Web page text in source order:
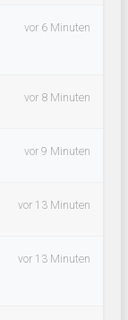
vor 6 Minuten
vor 8 Minuten
vor 9 Minuten
vor 13 Minuten
vor 13 Minuten